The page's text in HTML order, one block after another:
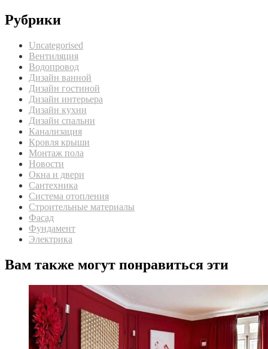
Рубрики
Uncategorised
Вентиляция
Водопровод
Дизайн ванной
Дизайн гостиной
Дизайн интерьера
Дизайн кухни
Дизайн спальни
Канализация
Кровля крыши
Монтаж пола
Новости
Окна и двери
Сантехника
Система отопления
Строительные материалы
Фасад
Фундамент
Электрика
Вам также могут понравиться эти